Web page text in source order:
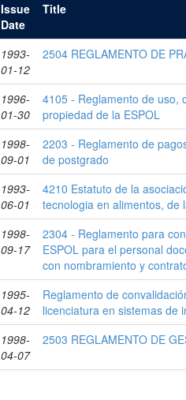
Issue
Date
Title
1993-
01-12
2504 REGLAMENTO DE
1996-
01-30
4105 - Reglamento de uso,
propiedad de la ESPOL
1998-
09-01
2203 - Reglamento de
de postgrado
1993-
06-01
4210 Estatuto de la
tecnologia en alimentos, de
1998-
09-17
2304 - Reglamento para
ESPOL para el personal
con nombramiento y
1995-
04-12
Reglamento de
licenciatura en sistemas de
1998-
04-07
2503 REGLAMENTO DE